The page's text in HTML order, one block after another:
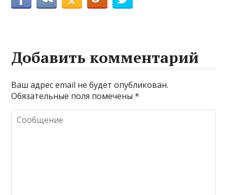
Добавить комментарий
Ваш адрес email не будет опубликован.
Обязательные поля помечены*